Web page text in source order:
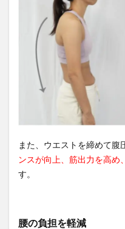
また、ウエストを締めて腹
ンスが向上、筋出力を高め
す。
腰の負担を軽減